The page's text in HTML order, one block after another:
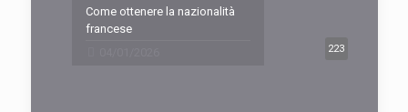
223
Come ottenere la nazionalità
francese